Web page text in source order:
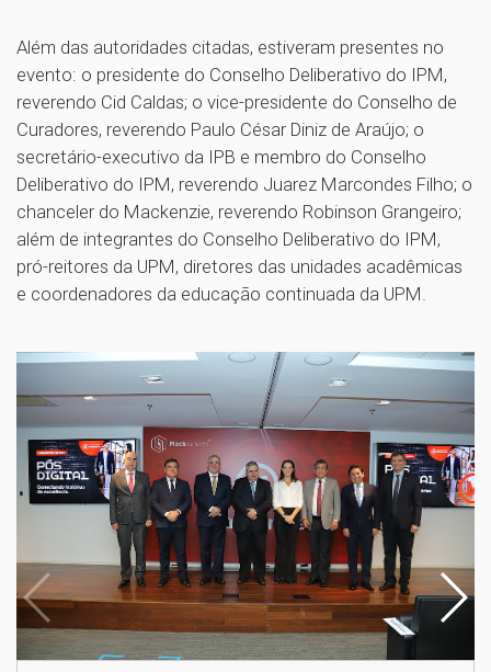
Além das autoridades citadas, estiveram presentes no
evento: o presidente do Conselho Deliberativo do IPM,
reverendo Cid Caldas; o vice-presidente do Conselho de
Curadores, reverendo Paulo César Diniz de Araújo; o
secretário-executivo da IPB e membro do Conselho
Deliberativo do IPM, reverendo Juarez Marcondes Filho; o
chanceler do Mackenzie, reverendo Robinson Grangeiro;
além de integrantes do Conselho Deliberativo do IPM,
pró-reitores da UPM, diretores das unidades acadêmicas
e coordenadores da educação continuada da UPM.